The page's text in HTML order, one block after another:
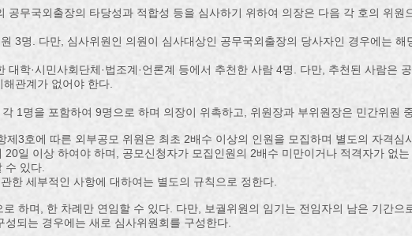
무국외출장의 타당성과 적합성 등을 심사하기 위하여 의장은 다음 각 호의 위원
3명. 다만, 심사위원인 의원이 심사대상인 공무국외출장의 당사자인 경우에는 해
대학·시민사회단체·법조계·언론계 등에서 추천한 사람 4명. 다만, 추천된 사람은
관계가 없어야 한다.
1명을 포함하여 9명으로 하며 의장이 위촉하고, 위원장과 부위원장은 민간위원
3호에 따른 외부공모 위원은 최초 2배수 이상의 인원을 모집하며 별도의 자격심
일 이상 하여야 하며, 공모신청자가 모집인원의 2배수 미만이거나 적격자가 없
수 있다.
한 세부적인 사항에 대하여는 별도의 규칙으로 정한다.
하며, 한 차례만 연임할 수 있다. 다만, 보궐위원의 임기는 전임자의 남은 기간으
되는 경우에는 새로 심사위원회를 구성한다.